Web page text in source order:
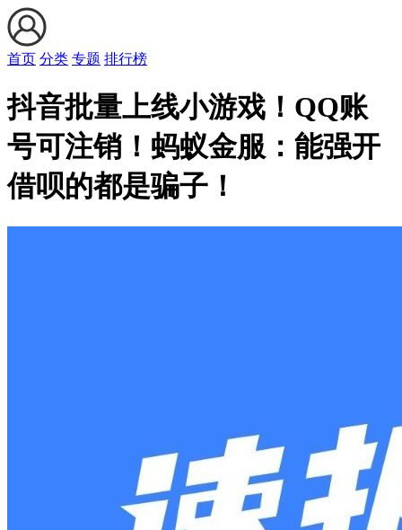
首页 分类 专题 排行榜
抖音批量上线小游戏！QQ账
号可注销！蚂蚁金服：能强开
借呗的都是骗子！